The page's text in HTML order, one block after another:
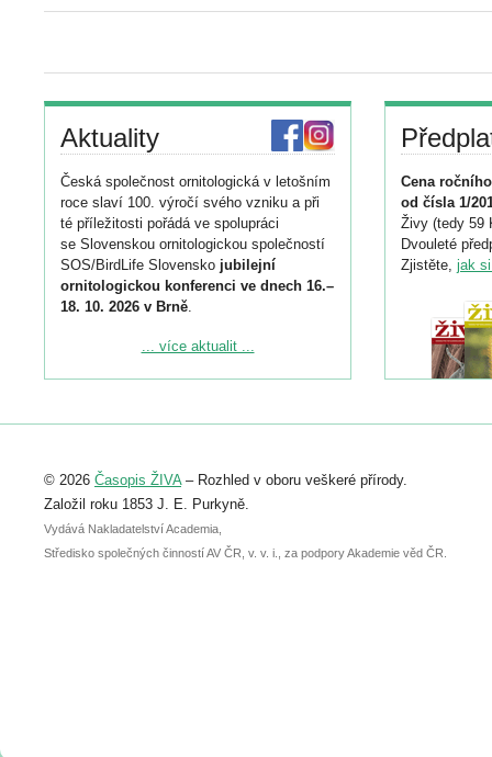
Aktuality
Česká společnost ornitologická v letošním
roce slaví 100. výročí svého vzniku a při
té příležitosti pořádá ve spolupráci
se Slovenskou ornitologickou společností
SOS/BirdLife Slovensko jubilejní
ornitologickou konferenci ve dnech 16.–
18. 10. 2026 v Brně.
Podrobnější informace ke konferenci
Registrovat se můžete do 6. září.
abstraktu přihlášené přednášky nebo
posteru je už 30. června.
... více aktualit ...
Cena
od čísla 1/
Živy (tedy 59
Dvouleté
Zjistěte, jak
© 2026 Časopis ŽIVA– Rozhled v oboru veškeré přírody.
Založil roku 1853 J. E. Purkyně.
Vydává Nakladatelství Academia,
Středisko společných činností AV ČR, v. v. i., za podpory Akademie věd ČR.